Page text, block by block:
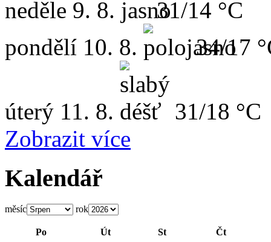
neděle 9. 8.
31/14 °C
pondělí 10. 8. 34/17
úterý 11. 8.
31/18 °C
Zobrazit více
Kalendář
měsíc rok
Po Út St Čt